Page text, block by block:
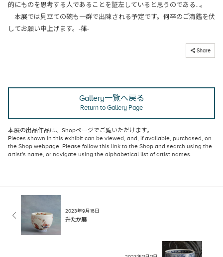
的にものを思考する人であることを証左していると思うのである…。
本展では見立ての碗も一群で出陳される予定です。何卒のご清鑑を伏
してお願い申上げます。-葎-
Share
コピーしました
Gallery一覧へ戻る
Return to Gallery Page
本展の出品作品は、 Shopページでご覧いただけます。
Pieces shown in this exhibit can be viewed, and, if available, purchased, on
the Shop webpage. Please follow this link to the Shop and search using the
artist's name, or navigate using the alphabetical list of artist names.
2023年9月16日
升たか展